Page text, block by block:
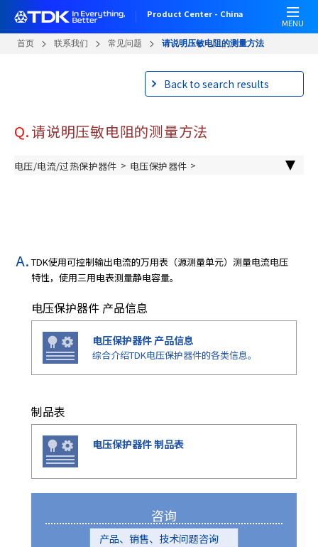
Product Center - China
MENU
首页 联系我们 常见问题 请说明压敏电阻的测量方法
Back to search results
Q.请说明压敏电阻的测量方法
电压/电流/过热保护器件 > 电压保护器件 >
TDK使用可控制输出电流的万用表（源测量单元）测量电流电压
特性，使用三用电表测量静电容量。
电压保护器件 产品信息
电压保护器件 产品信息
综合介绍TDK电压保护器件的各类信息。
制品表
电压保护器件 制品表
咨询
产品、销售、技术问题咨询